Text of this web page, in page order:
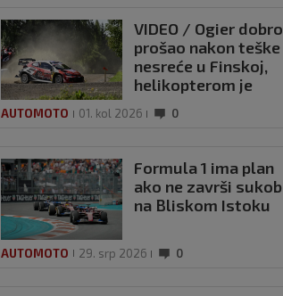
VIDEO / Ogier dobro
prošao nakon teške
nesreće u Finskoj,
helikopterom je
AUTOMOTO 01. kol 2026 0
Formula 1 ima plan
ako ne završi sukob
na Bliskom Istoku
AUTOMOTO 29. srp 2026 0